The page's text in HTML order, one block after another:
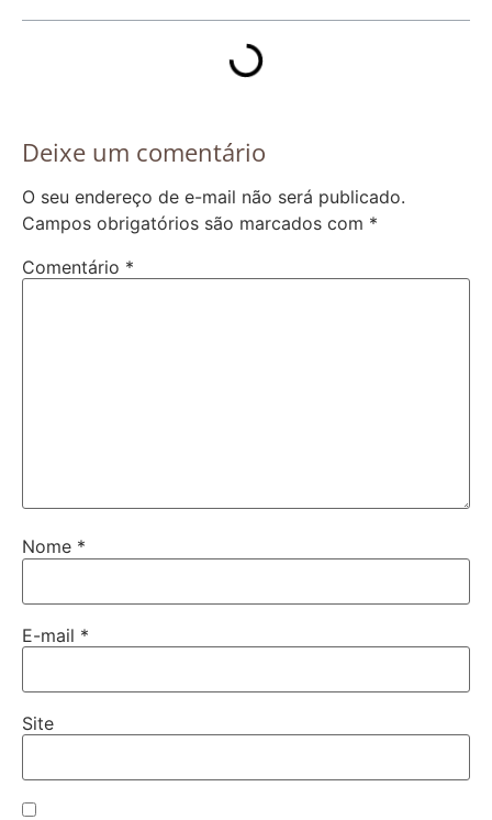
Deixe um comentário
O seu endereço de e-mail não será publicado.
Campos obrigatórios são marcados com *
Comentário *
Nome *
E-mail *
Site